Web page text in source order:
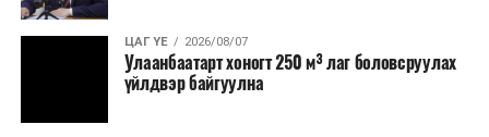
Зайлшгүй шаардлагагүй тоног төхөөрөмж,
тавилга, автомашин худалдан авах;
Батлан хамгаалах, хууль зүйн салбараас бусад
ЦАГ ҮЕ 2026/08/07
Улаанбаатарт хоногт 250 м³ лаг боловсруулах
үйлдвэр байгуулна